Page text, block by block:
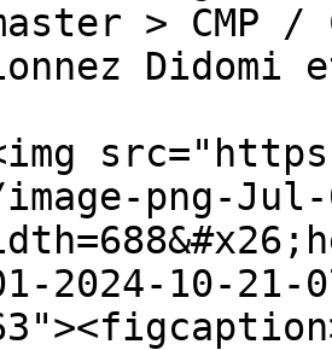
> CMP /
png-Jul-
2024-10-21-